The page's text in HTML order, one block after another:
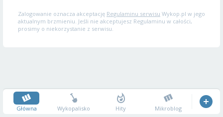
Zalogowanie oznacza akceptację Regulaminu serwisu Wykop.pl w jego
aktualnym brzmieniu. Jeśli nie akceptujesz Regulaminu w całości,
prosimy o niekorzystanie z serwisu.
Główna Wykopalisko Hity Mikroblog